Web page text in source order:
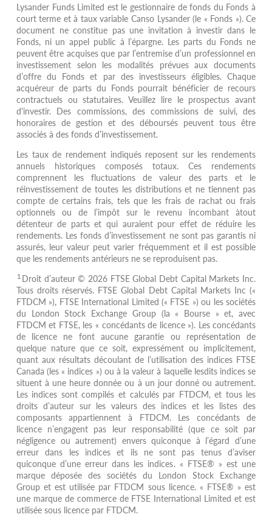
Lysander Funds Limited est le gestionnaire de fonds du Fonds à
court terme et à taux variable Canso Lysander (le « Fonds »). Ce
document ne constitue pas une invitation à investir dans le
Fonds, ni un appel public à l’épargne. Les parts du Fonds ne
peuvent être acquises que par l’entremise d’un professionnel en
investissement selon les modalités prévues aux documents
d’offre du Fonds et par des investisseurs éligibles. Chaque
acquéreur de parts du Fonds pourrait bénéficier de recours
contractuels ou statutaires. Veuillez lire le prospectus avant
d'investir. Des commissions, des commissions de suivi, des
honoraires de gestion et des déboursés peuvent tous être
associés à des fonds d’investissement.
Les taux de rendement indiqués reposent sur les rendements
annuels historiques composés totaux. Ces rendements
comprennent les fluctuations de valeur des parts et le
réinvestissement de toutes les distributions et ne tiennent pas
compte de certains frais, tels que les frais de rachat ou frais
optionnels ou de l’impôt sur le revenu incombant àtout
détenteur de parts et qui auraient pour effet de réduire les
rendements. Les fonds d’investissement ne sont pas garantis ni
assurés, leur valeur peut varier fréquemment et il est possible
que les rendements antérieurs ne se reproduisent pas.
1 Droit d’auteur © 2026 FTSE Global Debt Capital Markets Inc.
Tous droits réservés. FTSE Global Debt Capital Markets Inc («
FTDCM »), FTSE International Limited (« FTSE ») ou les sociétés
du London Stock Exchange Group (la « Bourse » et, avec
FTDCM et FTSE, les « concédants de licence »). Les concédants
de licence ne font aucune garantie ou représentation de
quelque nature que ce soit, expressément ou implicitement,
quant aux résultats découlant de l’utilisation des indices FTSE
Canada (les « indices ») ou à la valeur à laquelle lesdits indices se
situent à une heure donnée ou à un jour donné ou autrement.
Les indices sont compilés et calculés par FTDCM, et tous les
droits d’auteur sur les valeurs des indices et les listes des
composants appartiennent à FTDCM. Les concédants de
licence n’engagent pas leur responsabilité (que ce soit par
négligence ou autrement) envers quiconque à l’égard d’une
erreur dans les indices et ils ne sont pas tenus d’aviser
quiconque d’une erreur dans les indices. « FTSE® » est une
marque déposée des sociétés du London Stock Exchange
Group et est utilisée par FTDCM sous licence. « FTSE® » est
une marque de commerce de FTSE International Limited et est
utilisée sous licence par FTDCM.